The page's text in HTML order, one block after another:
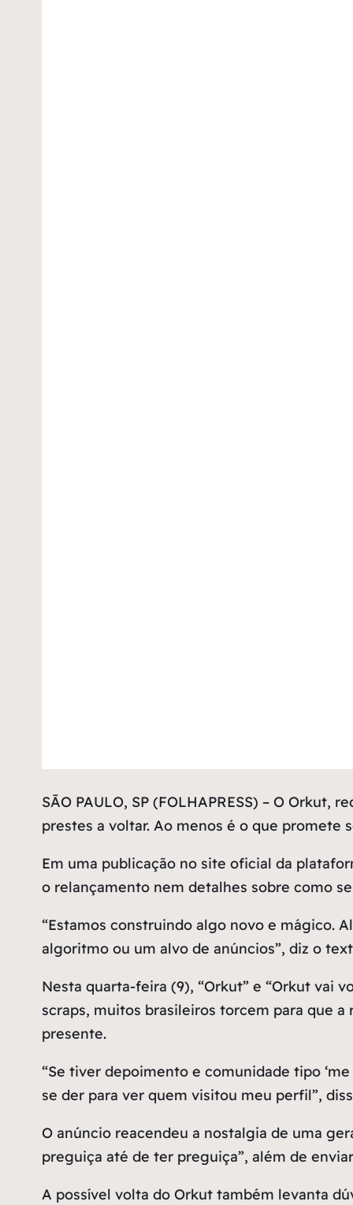
SÃO PAULO, SP (FOLHAPRESS) – O
prestes a voltar. Ao menos é o que promete
Em uma publicação no site oficial da
o relançamento nem detalhes sobre como
“Estamos construindo algo novo e mágico.
algoritmo ou um alvo de anúncios”, diz o
Nesta quarta-feira (9), “Orkut” e “Orkut vai
scraps, muitos brasileiros torcem para que
presente.
“Se tiver depoimento e comunidade tipo
se der para ver quem visitou meu perfil”,
O anúncio reacendeu a nostalgia de uma
preguiça até de ter preguiça”, além de
A possível volta do Orkut também levanta